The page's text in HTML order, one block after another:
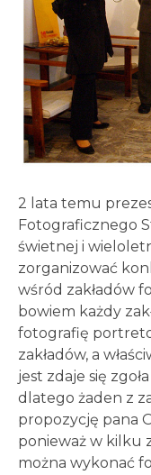
2 lata temu
Fotograficznego
świetnej i
zorganizować
wśród zakładów
bowiem każdy
fotografię
zakładów, a
jest zdaje się
dlatego żaden z
propozycję pana
ponieważ w kilku
można wykonać